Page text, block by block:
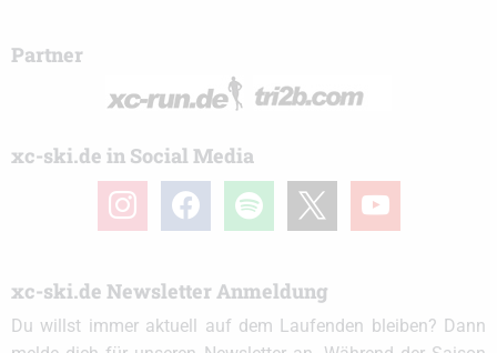
Partner
xc-ski.de in Social Media
instagramfacebook spotify youtube
xc-ski.de Newsletter Anmeldung
Du willst immer aktuell auf dem Laufenden bleiben? Dann